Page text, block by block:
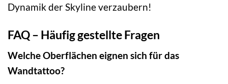
Dynamik der Skyline verzaubern!
FAQ – Häufig gestellte Fragen
Welche Oberflächen eignen sich für das
Wandtattoo?